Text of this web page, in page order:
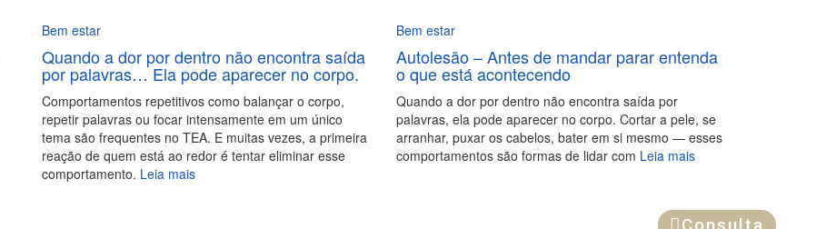
Bem estar
Quando a dor por dentro não encontra saída
por palavras… Ela pode aparecer no corpo.
Comportamentos repetitivos como balançar o corpo,
repetir palavras ou focar intensamente em um único
tema são frequentes no TEA. E muitas vezes, a primeira
reação de quem está ao redor é tentar eliminar esse
comportamento. Leia mais
Bem estar
Autolesão – Antes de mandar parar entenda
o que está acontecendo
Quando a dor por dentro não encontra saída por
palavras, ela pode aparecer no corpo. Cortar a pele, se
arranhar, puxar os cabelos, bater em si mesmo — esses
comportamentos são formas de lidar com Leia mais